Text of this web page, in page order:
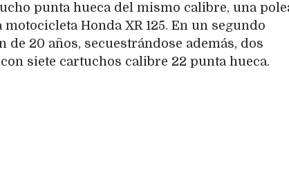
punta hueca del mismo calibre, una
Honda XR 125. En un segundo
20 años, secuestrándose además, dos
siete cartuchos calibre 22 punta hueca.